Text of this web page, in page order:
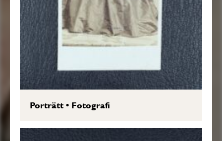
Porträtt• Fotografi